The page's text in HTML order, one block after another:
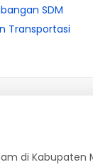
SDM
Transportasi
di Kabupaten